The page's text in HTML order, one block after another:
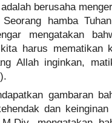
berusaha
hamba
mengatakan
harus mematikan
Allah inginkan,
gambaran
dan